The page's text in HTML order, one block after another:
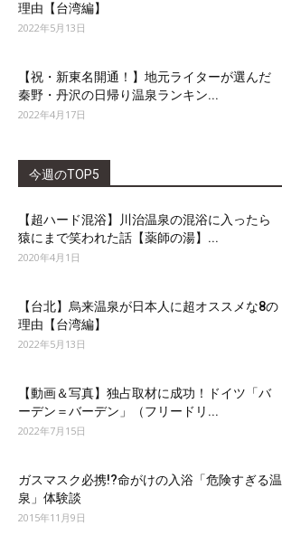
理由【台湾編】
2022年5月13日
【祝・新東名開通！】地元ライターが選んだ
秦野・丹沢の日帰り温泉ランキン...
2022年4月17日
今週のTOP5
【超ハード混浴】川治温泉の混浴に入ったら
猿にまで笑われた話【薬師の湯】...
2020年4月1日
【台北】烏来温泉が日本人に超オススメな8の
理由【台湾編】
2022年5月13日
【動画＆写真】独占取材に成功！ドイツ「バ
ーデン＝バーデン」（フリードリ...
2022年7月15日
ガスマスク必携!?命がけの入浴「危険すぎる温
泉」体験談
2015年11月9日